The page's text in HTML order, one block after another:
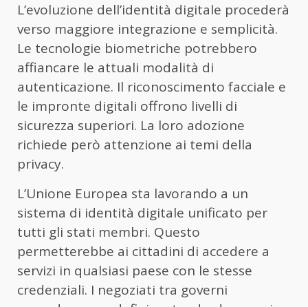
L’evoluzione dell’identità digitale procederà
verso maggiore integrazione e semplicità.
Le tecnologie biometriche potrebbero
affiancare le attuali modalità di
autenticazione. Il riconoscimento facciale e
le impronte digitali offrono livelli di
sicurezza superiori. La loro adozione
richiede però attenzione ai temi della
privacy.
L’Unione Europea sta lavorando a un
sistema di identità digitale unificato per
tutti gli stati membri. Questo
permetterebbe ai cittadini di accedere a
servizi in qualsiasi paese con le stesse
credenziali. I negoziati tra governi